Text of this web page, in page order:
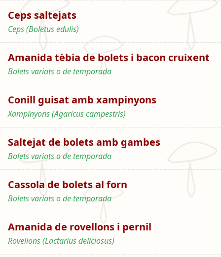
Ceps saltejats
Ceps (Boletus edulis)
Amanida tèbia de bolets i bacon cruixent
Bolets variats o de temporada
Conill guisat amb xampinyons
Xampinyons (Agaricus campestris)
Saltejat de bolets amb gambes
Bolets variats o de temporada
Cassola de bolets al forn
Bolets variats o de temporada
Amanida de rovellons i pernil
Rovellons (Lactarius deliciosus)